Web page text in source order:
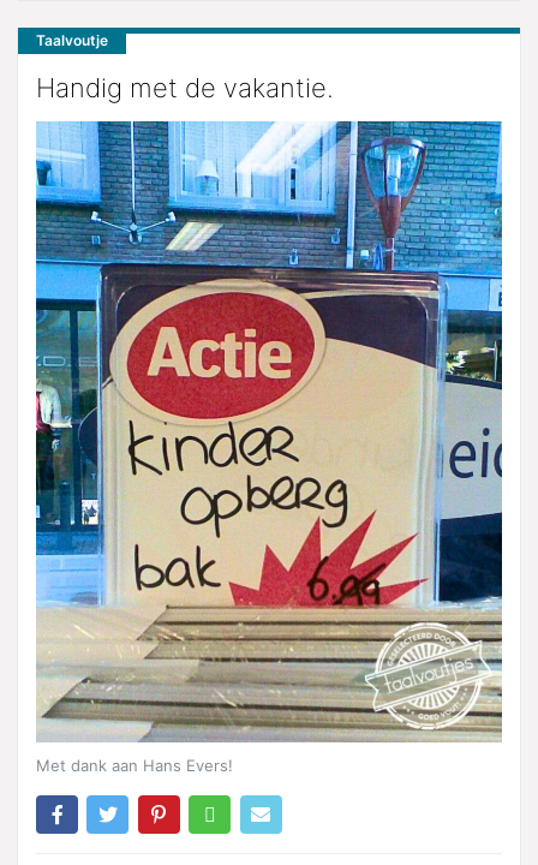
Taalvoutje
Handig met de vakantie.
Met dank aan Hans Evers!